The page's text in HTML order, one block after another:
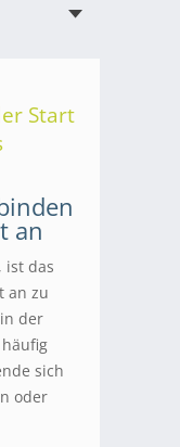
Start
an
ist das
an zu
der
sich
oder